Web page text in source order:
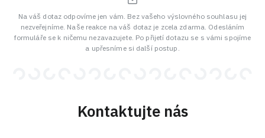
Na váš dotaz odpovíme jen vám. Bez vašeho výslovného souhlasu jej
nezveřejníme. Naše reakce na váš dotaz je zcela zdarma. Odesláním
formuláře se k ničemu nezavazujete. Po přijetí dotazu se s vámi spojíme
a upřesníme si další postup.
Kontaktujte nás